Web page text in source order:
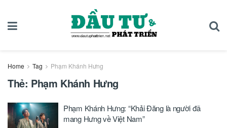
Home Tag Phạm Khánh Hưng
Thẻ: Phạm Khánh Hưng
Phạm Khánh Hưng: “Khải Đăng là người đã
mang Hưng về Việt Nam”